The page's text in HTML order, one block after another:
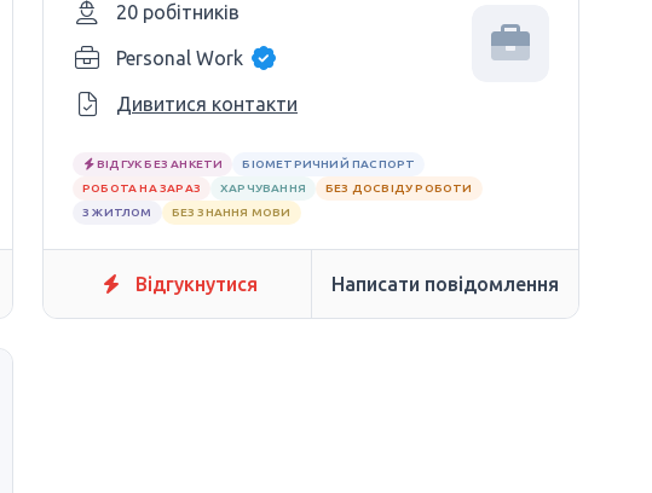
20 робітників
Personal Work
Дивитися контакти
ВІДГУК БЕЗ АНКЕТИ
БІОМЕТРИЧНИЙ ПАСПОРТ
РОБОТА НА ЗАРАЗ
ХАРЧУВАННЯ
БЕЗ ДОСВІДУ РОБОТИ
З ЖИТЛОМ
БЕЗ ЗНАННЯ МОВИ
Відгукнутися Написати повідомлення